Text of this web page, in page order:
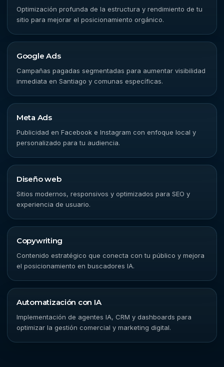
Optimización profunda de la estructura y rendimiento de tu
sitio para mejorar el posicionamiento orgánico.
Google Ads
Campañas pagadas segmentadas para aumentar visibilidad
inmediata en Santiago y comunas específicas.
Meta Ads
Publicidad en Facebook e Instagram con enfoque local y
personalizado para tu audiencia.
Diseño web
Sitios modernos, responsivos y optimizados para SEO y
experiencia de usuario.
Copywriting
Contenido estratégico que conecta con tu público y mejora
el posicionamiento en buscadores IA.
Automatización con IA
Implementación de agentes IA, CRM y dashboards para
optimizar la gestión comercial y marketing digital.